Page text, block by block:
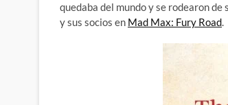
quedaba del mundo y se rodearon
y sus socios en Mad Max: Fury Road.